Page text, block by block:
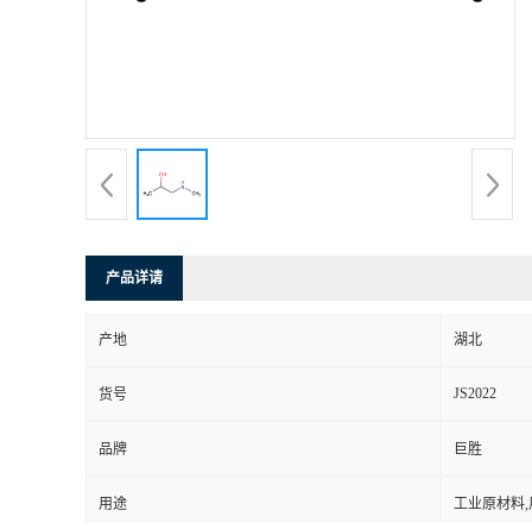
产品详请
产地 湖北
货号 JS2022
品牌 巨胜
用途 工业原材料